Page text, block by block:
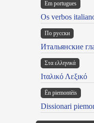
Em portugues
Os verbos
По русски
Итальянские
Στα ελληνικά
Ιταλικό Λεξικό
Ën piemontèis
Dissionari